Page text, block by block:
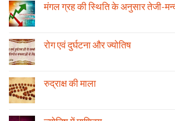
मंगल ग्रह की स्थिति के अनुसार तेजी-
मंगल
ग्रह
अनुसार
तेजी-
रोग एवं दुर्घटना और ज्योतिष
रोग
एवं
रुद्राक्ष की माला
रुद्राक्ष